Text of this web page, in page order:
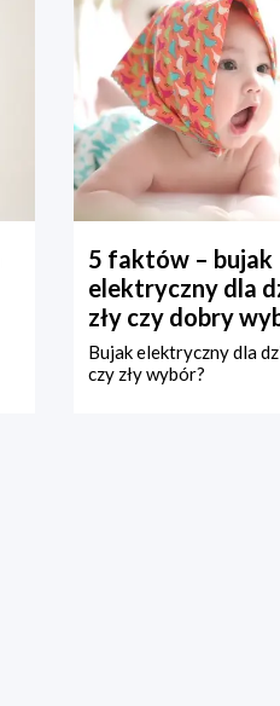
5 faktów – bujak
elektryczny dla
zły czy dobry
Bujak elektryczny dla
czy zły wybór?